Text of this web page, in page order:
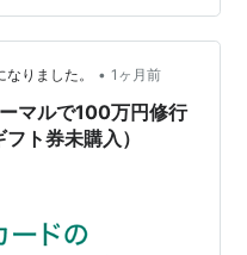
績はこちら。
本ブログは、筆者自
共有するものであり…
りました。 • 1ヶ月前
マルで100万円修行
ト券未購入）